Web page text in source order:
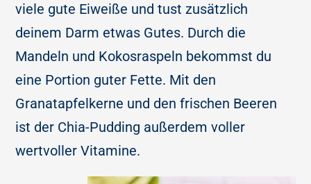
viele gute Eiweiße und tust zusätzlich
deinem Darm etwas Gutes. Durch die
Mandeln und Kokosraspeln bekommst du
eine Portion guter Fette. Mit den
Granatapfelkerne und den frischen Beeren
ist der Chia-Pudding außerdem voller
wertvoller Vitamine.